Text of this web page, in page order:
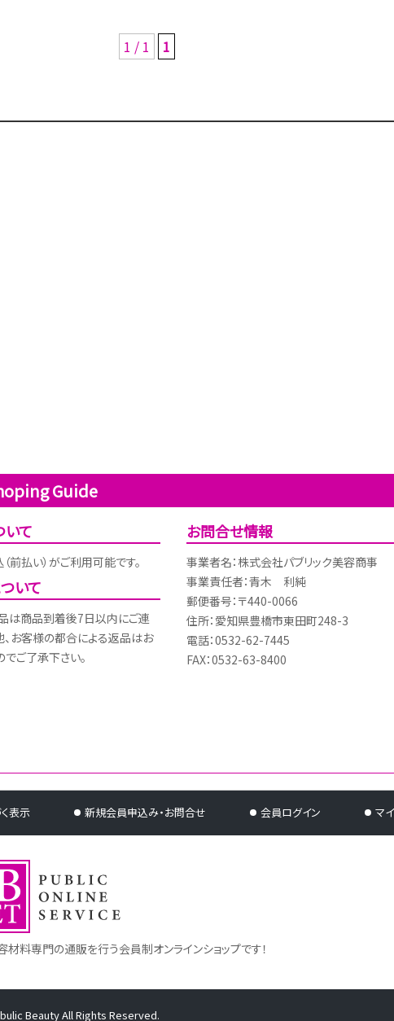
1 / 1 1
Guide
いて
前払い）がご利用可能です。
いて
は商品到着後7日以内にご連
、お客様の都合による返品はお
ご了承下さい。
お問合せ情報
事業者名：株式会社パブリック美容商事
事業責任者：青木 利純
郵便番号：〒440-0066
住所：愛知県豊橋市東田町248-3
電話：0532-62-7445
FAX：0532-63-8400
表示 新規会員申込み・お問合せ 会員ログイン マ
料専門の通販を行う会員制オンラインショップです！
Beauty All Rights Reserved.